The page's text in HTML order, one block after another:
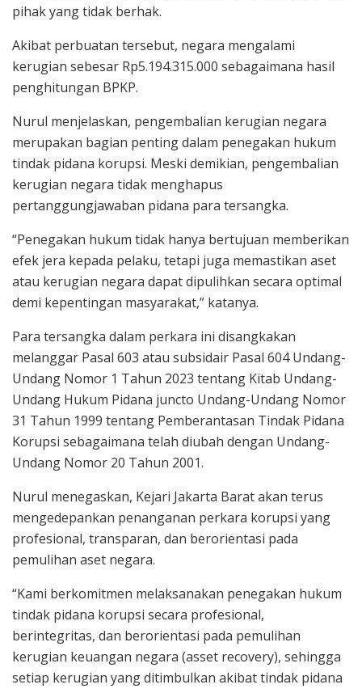
pihak yang tidak berhak.
Akibat perbuatan tersebut, negara mengalami
kerugian sebesar Rp5.194.315.000 sebagaimana hasil
penghitungan BPKP.
Nurul menjelaskan, pengembalian kerugian negara
merupakan bagian penting dalam penegakan hukum
tindak pidana korupsi. Meski demikian, pengembalian
kerugian negara tidak menghapus
pertanggungjawaban pidana para tersangka.
“Penegakan hukum tidak hanya bertujuan memberikan
efek jera kepada pelaku, tetapi juga memastikan aset
atau kerugian negara dapat dipulihkan secara optimal
demi kepentingan masyarakat,” katanya.
Para tersangka dalam perkara ini disangkakan
melanggar Pasal 603 atau subsidair Pasal 604 Undang-
Undang Nomor 1 Tahun 2023 tentang Kitab Undang-
Undang Hukum Pidana juncto Undang-Undang Nomor
31 Tahun 1999 tentang Pemberantasan Tindak Pidana
Korupsi sebagaimana telah diubah dengan Undang-
Undang Nomor 20 Tahun 2001.
Nurul menegaskan, Kejari Jakarta Barat akan terus
mengedepankan penanganan perkara korupsi yang
profesional, transparan, dan berorientasi pada
pemulihan aset negara.
“Kami berkomitmen melaksanakan penegakan hukum
tindak pidana korupsi secara profesional,
berintegritas, dan berorientasi pada pemulihan
kerugian keuangan negara (asset recovery), sehingga
setiap kerugian yang ditimbulkan akibat tindak pidana